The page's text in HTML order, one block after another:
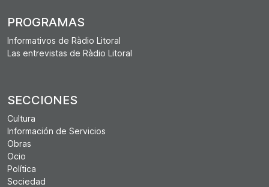
PROGRAMAS
Informativos de Ràdio Litoral
Las entrevistas de Ràdio Litoral
SECCIONES
Cultura
Información de Servicios
Obras
Ocio
Política
Sociedad